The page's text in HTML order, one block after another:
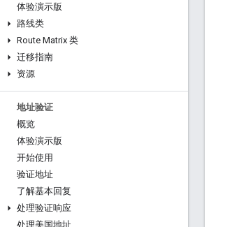
体验演示版
路线类
Route Matrix 类
迁移指南
资源
地址验证
概览
体验演示版
开始使用
验证地址
了解基本回复
处理验证响应
处理美国地址